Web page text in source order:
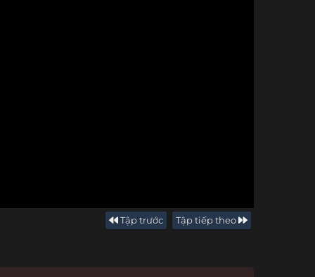
Tập trước Tập tiếp theo